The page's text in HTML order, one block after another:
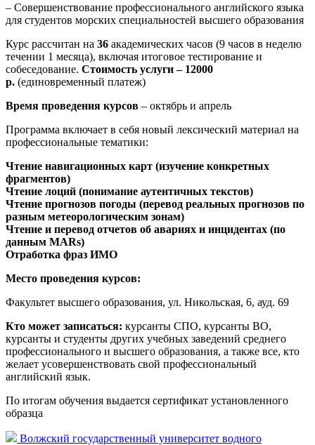
– Совершенствование профессионального английского языка
для студентов морских специальностей высшего образования
Курс рассчитан на 36 академических часов (9 часов в неделю
течении 1 месяца), включая итоговое тестирование и
собеседование. Стоимость услуги – 12000
р. (единовременный платеж)
Время проведения курсов – октябрь и апрель
Программа включает в себя новый лексический материал на
профессиональные тематики:
Чтение навигационных карт (изучение конкретных
фрагментов)
Чтение лоций (понимание аутентичных текстов)
Чтение прогнозов погоды (перевод реальных прогнозов по
разным метеорологическим зонам)
Чтение и перевод отчетов об авариях и инцидентах (по
данным MARs)
Отработка фраз ИМО
Место проведения курсов:
Факультет высшего образования, ул. Никольская, 6, ауд. 69
Кто может записаться: курсанты СПО, курсанты ВО,
курсанты и студенты других учебных заведений среднего
профессионального и высшего образования, а также все, кто
желает усовершенствовать свой профессиональный
английский язык.
По итогам обучения выдается сертификат установленного
образца
Волжский государственный университет водного